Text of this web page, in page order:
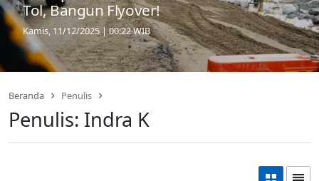
Tol, Bangun Flyover!
Kamis, 11/12/2025 | 00:22 WIB
Beranda Penulis
Penulis: Indra K